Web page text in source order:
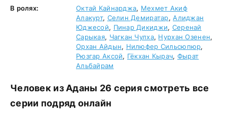
В ролях:
Октай Кайнарджа, Мехмет Акиф
Алакурт, Селин Демиратар,Алиджан
Юджесой, Пинар Дикиджи, Серенай
Сарыкая, Чагкан Чулха, Нурхан Озенен,
Орхан Айдын, Нилюфер Сильсюпюр,
Рюзгар Аксой, Гёкхан Кырач, Фырат
Альбайрам
Человек из Аданы 26 серия смотреть все
серии подряд онлайн